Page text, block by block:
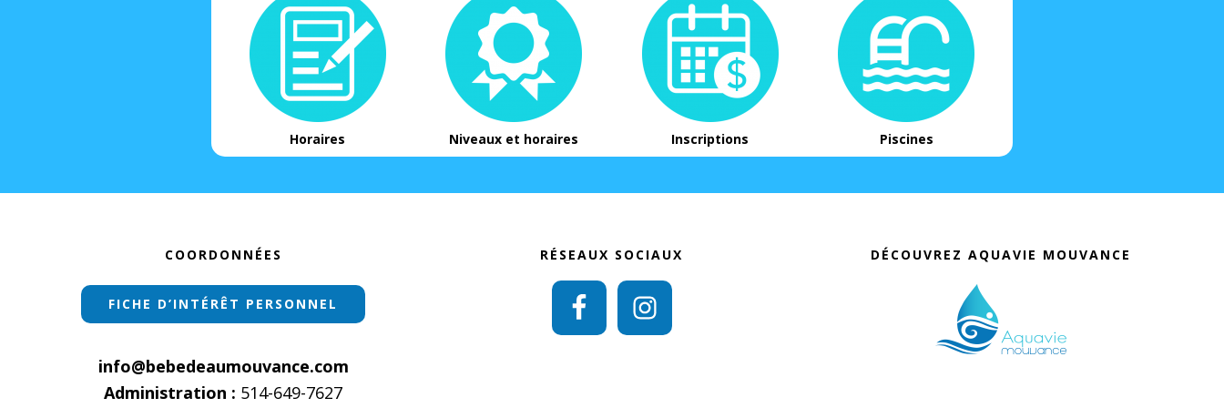
Horaires Niveaux et horaires Inscriptions Piscines
COORDONNÉES
FICHE D’INTÉRÊT PERSONNEL
info@bebedeaumouvance.com
Administration : 514-649-7627
RÉSEAUX SOCIAUX DÉCOUVREZ AQUAVIE MOUVANCE